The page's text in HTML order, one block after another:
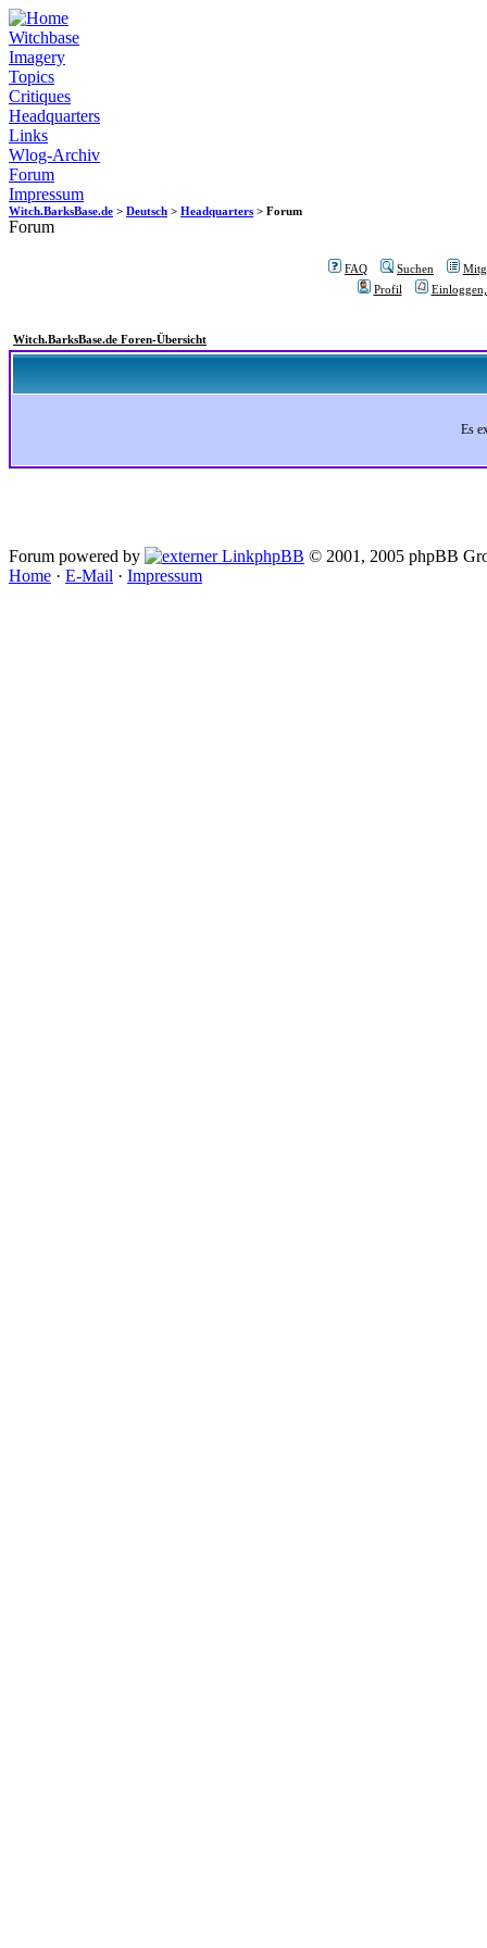
Witchbase
Imagery
Topics
Critiques
Headquarters
Links
Wlog-Archiv
Forum
Impressum
Witch.BarksBase.de > Deutsch > Headquarters > Forum
Forum
FAQ Suchen
Profil
Witch.BarksBase.de Foren-Übersicht
Es
Forum powered by phpBB © 2001, 2005 phpBB
Home · E-Mail · Impressum